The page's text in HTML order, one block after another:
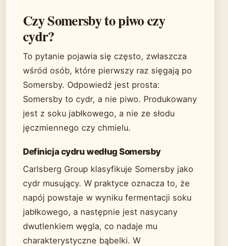
Czy Somersby to piwo czy
cydr?
To pytanie pojawia się często, zwłaszcza
wśród osób, które pierwszy raz sięgają po
Somersby. Odpowiedź jest prosta:
Somersby to cydr, a nie piwo. Produkowany
jest z soku jabłkowego, a nie ze słodu
jęczmiennego czy chmielu.
Definicja cydru według Somersby
Carlsberg Group klasyfikuje Somersby jako
cydr musujący. W praktyce oznacza to, że
napój powstaje w wyniku fermentacji soku
jabłkowego, a następnie jest nasycany
dwutlenkiem węgla, co nadaje mu
charakterystyczne bąbelki. W